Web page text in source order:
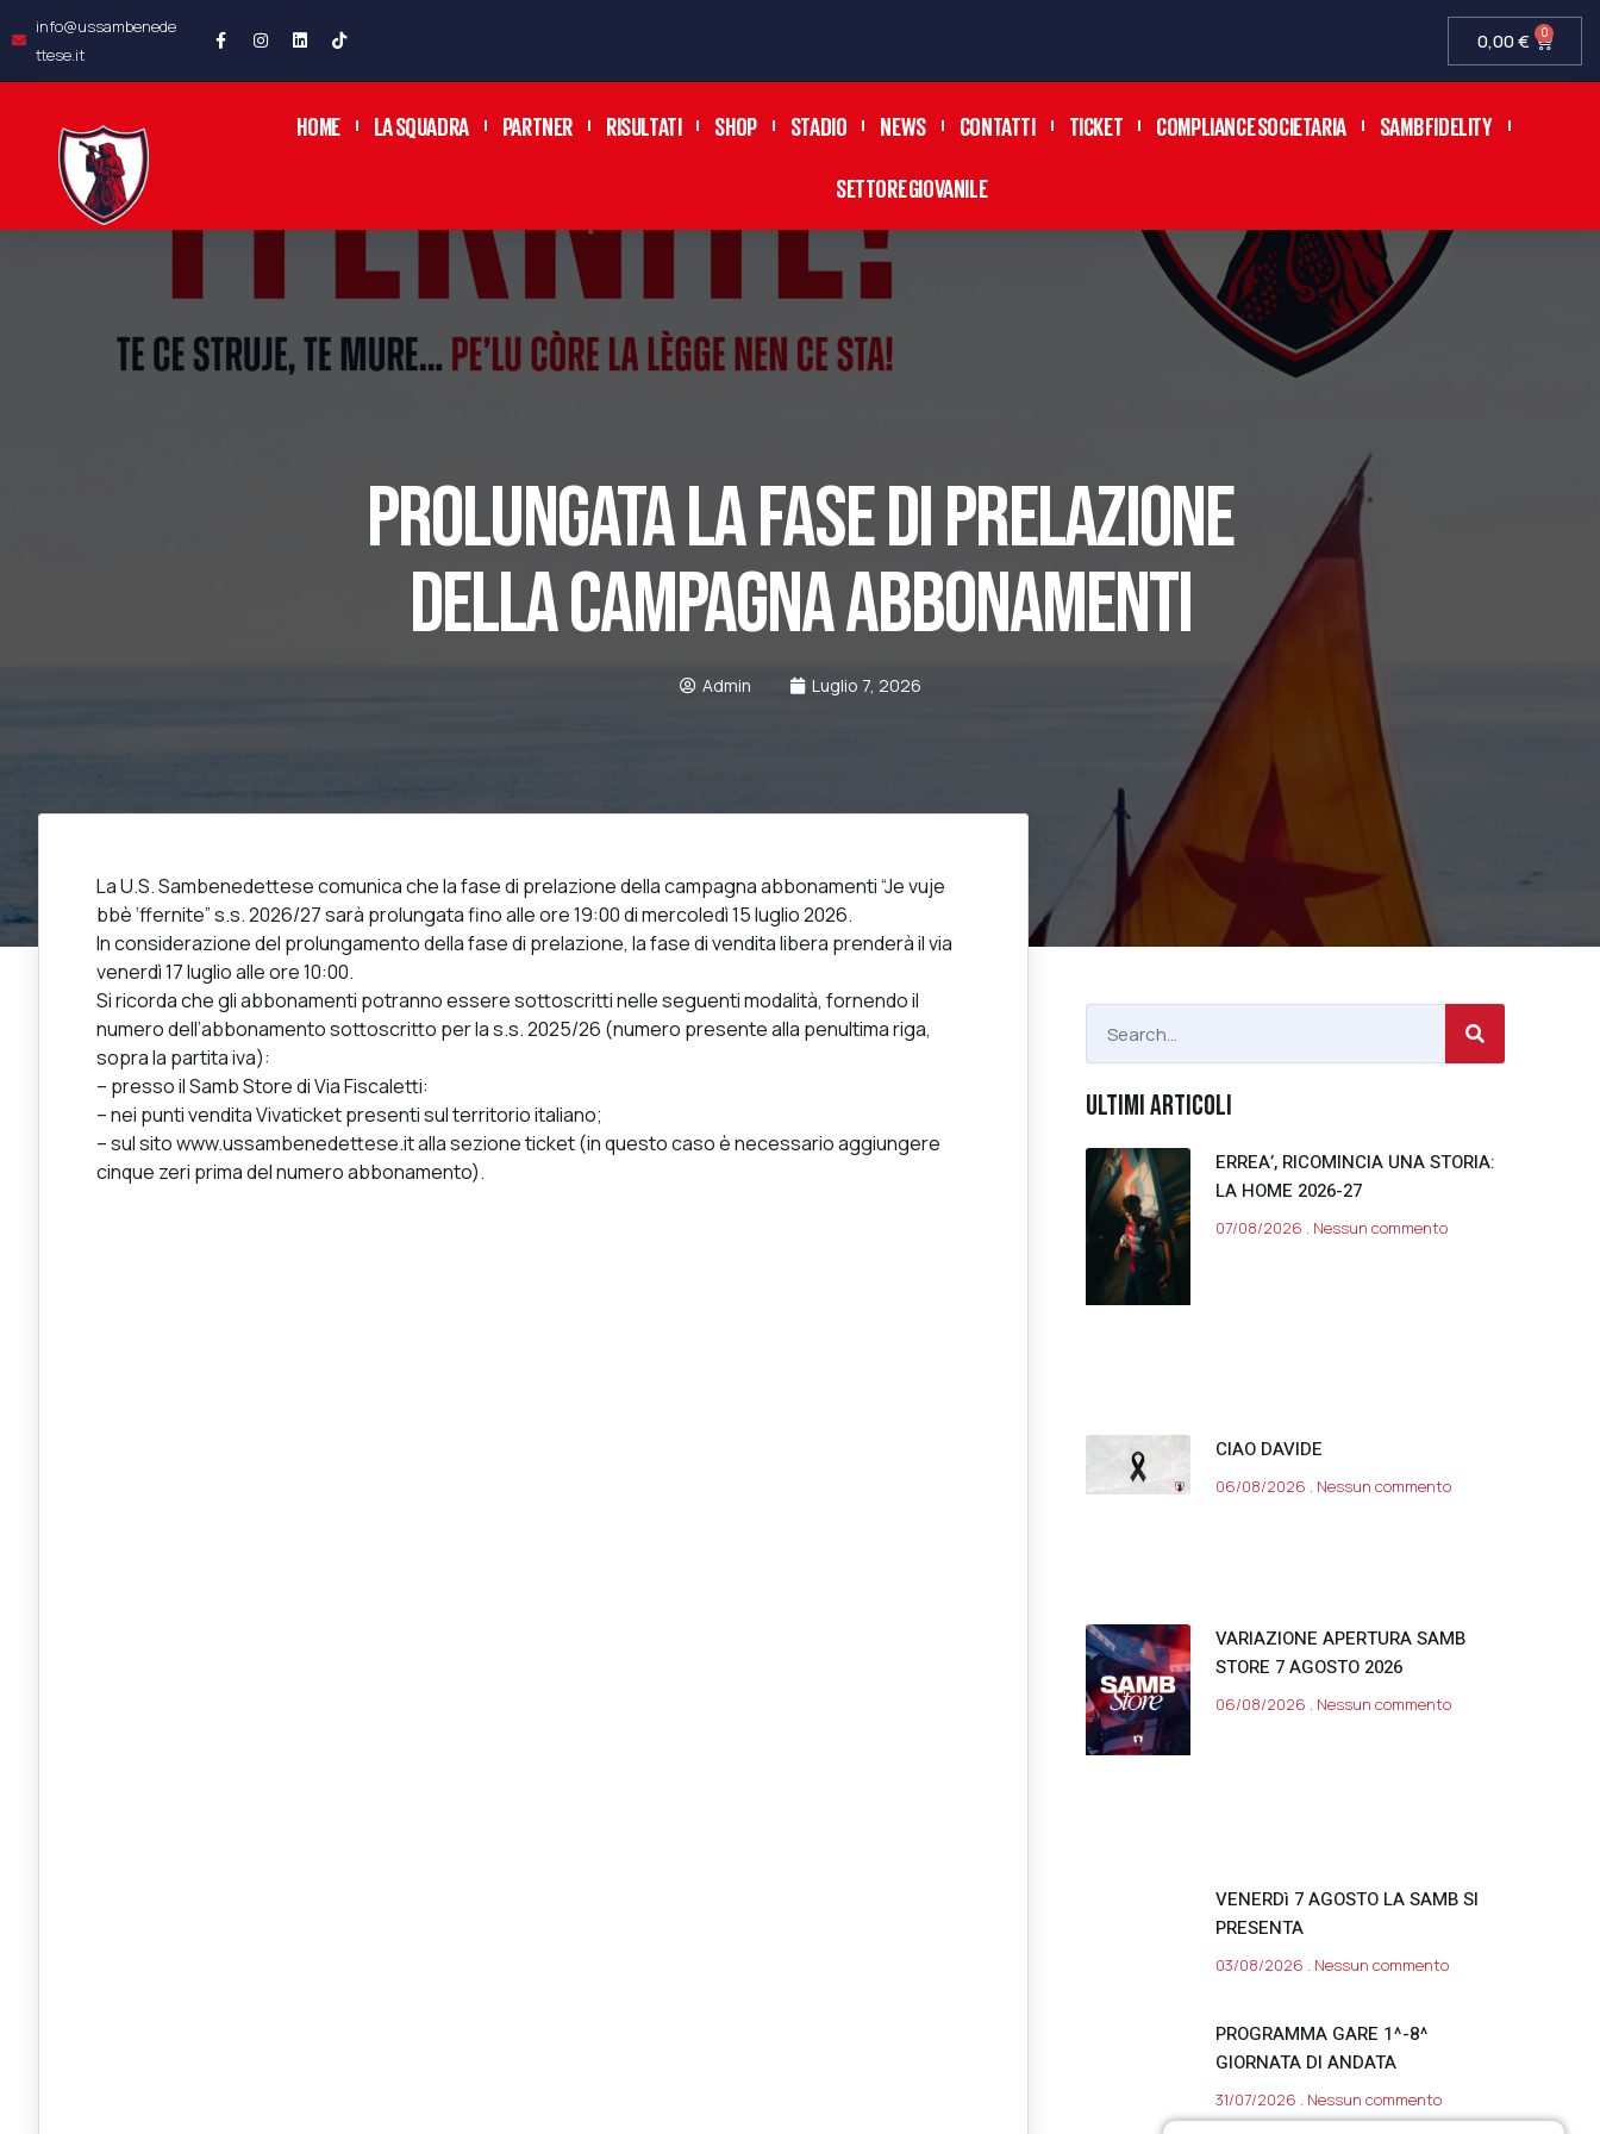
info@ussambenede
ttese.it
0,00€ 0
HOME LA SQUADRA PARTNER RISULTATI SHOP STADIO NEWS CONTATTI TICKET COMPLIANCE SOCIETARIA SAMB FIDELITY
SETTORE GIOVANILE
PROLUNGATA LA FASE DI PRELAZIONE
DELLA CAMPAGNA ABBONAMENTI
Admin Luglio 7, 2026
La U.S. Sambenedettese comunica che la fase di prelazione della campagna abbonamenti “Je vuje
bbè ‘ffernite” s.s. 2026/27 sarà prolungata fino alle ore 19:00 di mercoledì 15 luglio 2026.
In considerazione del prolungamento della fase di prelazione, la fase di vendita libera prenderà il via
venerdì 17 luglio alle ore 10:00.
Si ricorda che gli abbonamenti potranno essere sottoscritti nelle seguenti modalità, fornendo il
numero dell’abbonamento sottoscritto per la s.s. 2025/26 (numero presente alla penultima riga,
sopra la partita iva):
– presso il Samb Store di Via Fiscaletti:
– nei punti vendita Vivaticket presenti sul territorio italiano;
– sul sito www.ussambenedettese.it alla sezione ticket (in questo caso è necessario aggiungere
cinque zeri prima del numero abbonamento).
ULTIMI ARTICOLI
ERREA’, RICOMINCIA UNA STORIA:
LA HOME 2026-27
07/08/2026 Nessun commento
CIAO DAVIDE
06/08/2026 Nessun commento
VARIAZIONE APERTURA SAMB
STORE 7 AGOSTO 2026
06/08/2026 Nessun commento
VENERDì 7 AGOSTO LA SAMB SI
PRESENTA
03/08/2026 Nessun commento
PROGRAMMA GARE 1^-8^
GIORNATA DI ANDATA
31/07/2026 Nessun commento